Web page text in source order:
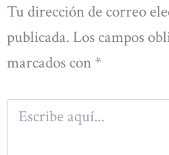
Tu dirección de correo
publicada. Los campos
marcados con *
Escribe
aquí...